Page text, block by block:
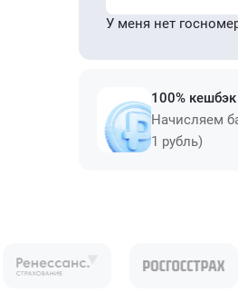
У меня нет
100%
Начисляем
1 рубль)